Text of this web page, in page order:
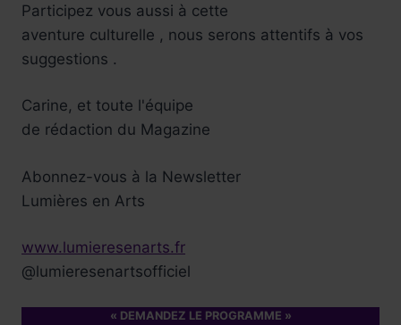
Participez vous aussi à cette
aventure culturelle , nous serons attentifs à vos
suggestions .
Carine, et toute l'équipe
de rédaction du Magazine
Abonnez-vous à la Newsletter
Lumières en Arts
www.lumieresenarts.fr
@lumieresenartsofficiel
« DEMANDEZ LE PROGRAMME »